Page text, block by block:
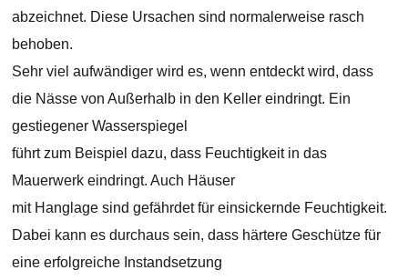
abzeichnet. Diese Ursachen sind normalerweise rasch
behoben.
Sehr viel aufwändiger wird es, wenn entdeckt wird, dass
die Nässe von Außerhalb in den Keller eindringt. Ein
gestiegener Wasserspiegel
führt zum Beispiel dazu, dass Feuchtigkeit in das
Mauerwerk eindringt. Auch Häuser
mit Hanglage sind gefährdet für einsickernde Feuchtigkeit.
Dabei kann es durchaus sein, dass härtere Geschütze für
eine erfolgreiche Instandsetzung